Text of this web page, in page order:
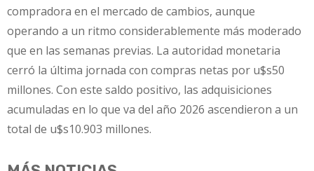
compradora en el mercado de cambios, aunque
operando a un ritmo considerablemente más moderado
que en las semanas previas. La autoridad monetaria
cerró la última jornada con compras netas por u$s50
millones. Con este saldo positivo, las adquisiciones
acumuladas en lo que va del año 2026 ascendieron a un
total de u$s10.903 millones.